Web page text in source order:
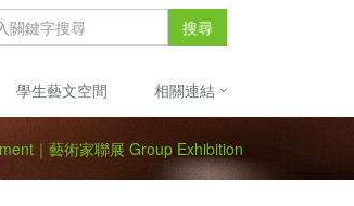
搜尋
學生藝文空間 相關連結
｜藝術家聯展 Group Exhibition